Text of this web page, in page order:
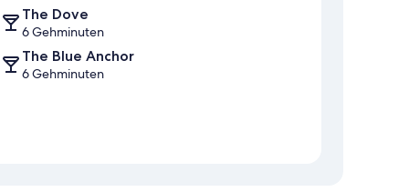
The Dove
6 Gehminuten
The Blue Anchor
6 Gehminuten